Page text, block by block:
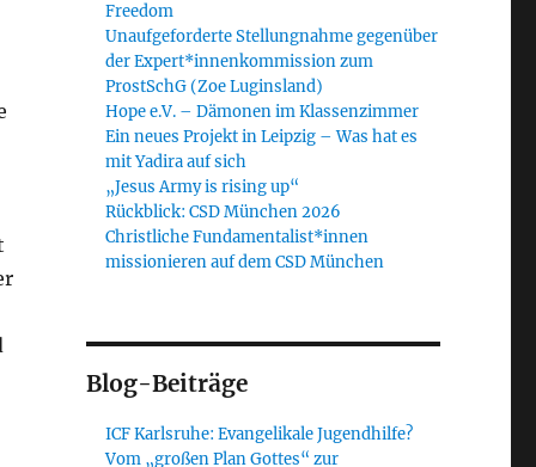
Freedom
Unaufgeforderte Stellungnahme gegenüber
der Expert*innenkommission zum
ProstSchG (Zoe Luginsland)
Hope e.V. – Dämonen im Klassenzimmer
Ein neues Projekt in Leipzig – Was hat es
mit Yadira auf sich
„Jesus Army is rising up“
Rückblick: CSD München 2026
Christliche Fundamentalist*innen
missionieren auf dem CSD München
Blog-Beiträge
ICF Karlsruhe: Evangelikale Jugendhilfe?
Vom „großen Plan Gottes“ zur